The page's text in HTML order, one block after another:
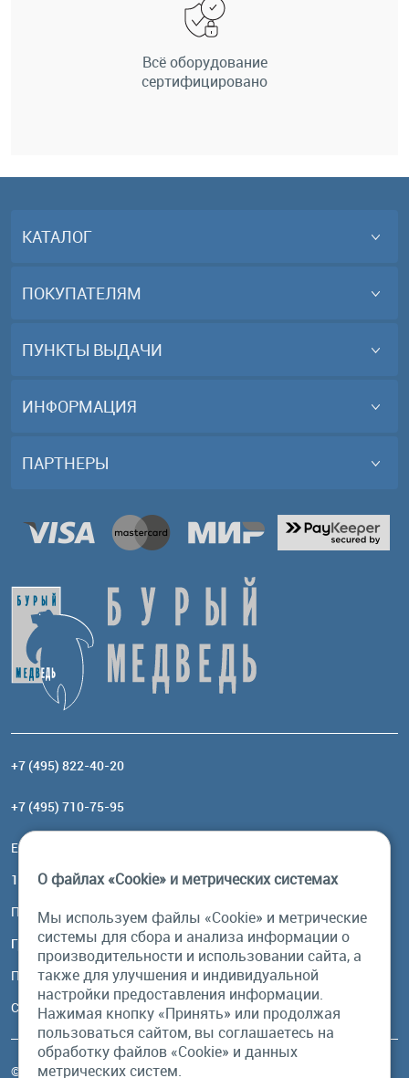
Всё оборудование
сертифицировано
КАТАЛОГ
ПОКУПАТЕЛЯМ
ПУНКТЫ ВЫДАЧИ
ИНФОРМАЦИЯ
ПАРТНЕРЫ
+7 (495) 822-40-20
+7 (495) 710-75-95
Email:
117485, Москва, ул. Профсоюзная, 84/32, корп 1
Посмотреть на карте
График работы
Пн-Пт: с 10:00 до 18:00
Сб, Вс: выходной
© Бурый Медведь MMXXVI. Все права защищены.
О файлах «Cookie» и метрических системах
Мы используем файлы «Cookie» и метрические
системы для сбора и анализа информации о
производительности и использовании сайта, а
также для улучшения и индивидуальной
настройки предоставления информации.
Нажимая кнопку «Принять» или продолжая
пользоваться сайтом, вы соглашаетесь на
обработку файлов «Cookie» и данных
метрических систем.